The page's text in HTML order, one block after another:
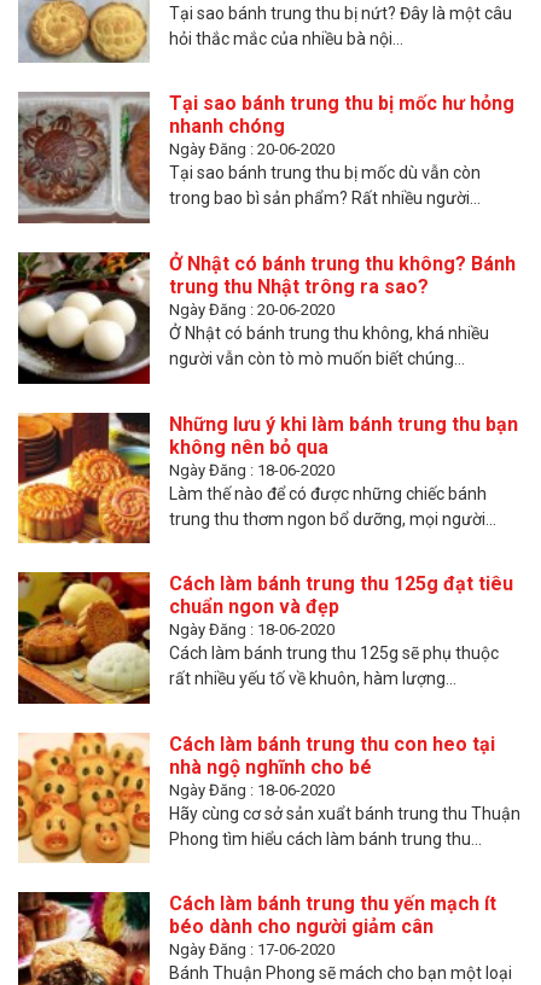
Tại sao bánh trung thu bị nứt? Đây là một câu
hỏi thắc mắc của nhiều bà nội...
Tại sao bánh trung thu bị mốc hư hỏng
nhanh chóng
Ngày Đăng : 20-06-2020
Tại sao bánh trung thu bị mốc dù vẫn còn
trong bao bì sản phẩm? Rất nhiều người...
Ở Nhật có bánh trung thu không? Bánh
trung thu Nhật trông ra sao?
Ngày Đăng : 20-06-2020
Ở Nhật có bánh trung thu không, khá nhiều
người vẫn còn tò mò muốn biết chúng...
Những lưu ý khi làm bánh trung thu bạn
không nên bỏ qua
Ngày Đăng : 18-06-2020
Làm thế nào để có được những chiếc bánh
trung thu thơm ngon bổ dưỡng, mọi người...
Cách làm bánh trung thu 125g đạt tiêu
chuẩn ngon và đẹp
Ngày Đăng : 18-06-2020
Cách làm bánh trung thu 125g sẽ phụ thuộc
rất nhiều yếu tố về khuôn, hàm lượng...
Cách làm bánh trung thu con heo tại
nhà ngộ nghĩnh cho bé
Ngày Đăng : 18-06-2020
Hãy cùng cơ sở sản xuẩt bánh trung thu Thuận
Phong tìm hiểu cách làm bánh trung thu...
Cách làm bánh trung thu yến mạch ít
béo dành cho người giảm cân
Ngày Đăng : 17-06-2020
Bánh Thuận Phong sẽ mách cho bạn một loại